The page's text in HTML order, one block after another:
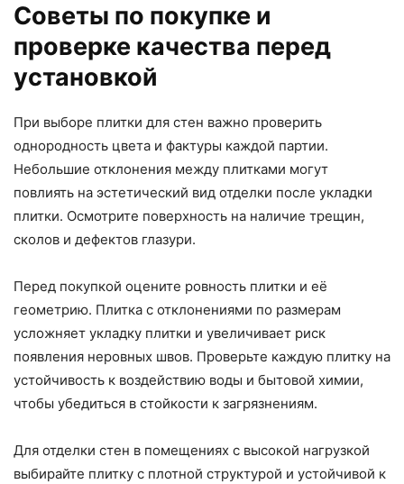
Советы по покупке и
проверке качества перед
установкой
При выборе плитки для стен важно проверить
однородность цвета и фактуры каждой партии.
Небольшие отклонения между плитками могут
повлиять на эстетический вид отделки после укладки
плитки. Осмотрите поверхность на наличие трещин,
сколов и дефектов глазури.
Перед покупкой оцените ровность плитки и её
геометрию. Плитка с отклонениями по размерам
усложняет укладку плитки и увеличивает риск
появления неровных швов. Проверьте каждую плитку на
устойчивость к воздействию воды и бытовой химии,
чтобы убедиться в стойкости к загрязнениям.
Для отделки стен в помещениях с высокой нагрузкой
выбирайте плитку с плотной структурой и устойчивой к